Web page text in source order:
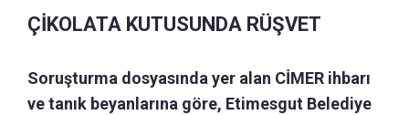
ÇİKOLATA KUTUSUNDA RÜŞVET
Soruşturma dosyasında yer alan CİMER ihbarı
ve tanık beyanlarına göre, Etimesgut Belediye